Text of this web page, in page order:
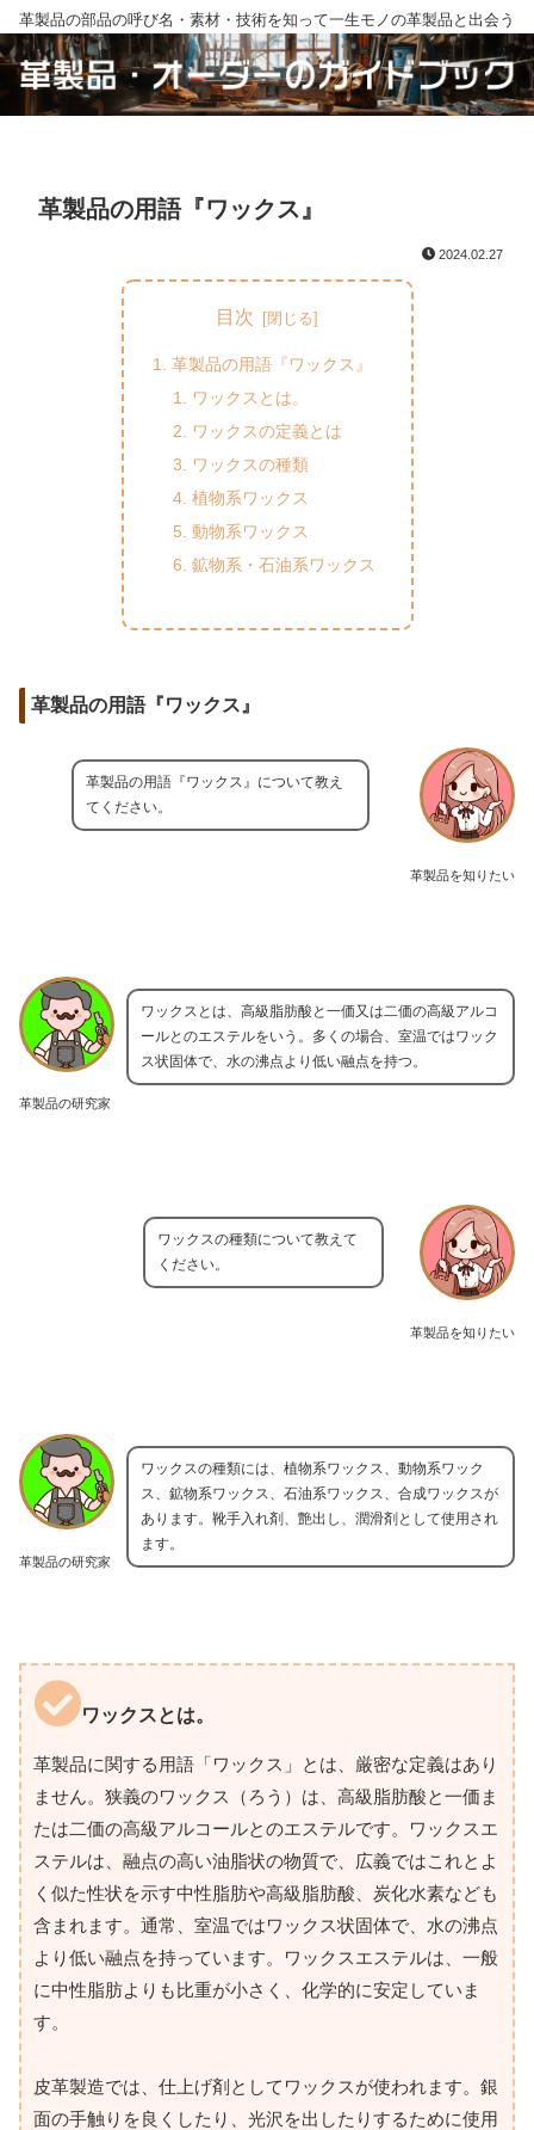
革製品の部品の呼び名・素材・技術を知って一生モノの革製品と出会う
革製品の用語『ワックス』
2024.02.27
目次
革製品の用語『ワックス』
ワックスとは。
ワックスの定義とは
ワックスの種類
植物系ワックス
動物系ワックス
鉱物系・石油系ワックス
革製品の用語『ワックス』
革製品を知りたい
革製品の用語『ワックス』について教え
てください。
革製品の研究家
ワックスとは、高級脂肪酸と一価又は二価の高級アルコ
ールとのエステルをいう。多くの場合、室温ではワック
ス状固体で、水の沸点より低い融点を持つ。
革製品を知りたい
ワックスの種類について教えて
ください。
革製品の研究家
ワックスの種類には、植物系ワックス、動物系ワック
ス、鉱物系ワックス、石油系ワックス、合成ワックスが
あります。靴手入れ剤、艶出し、潤滑剤として使用され
ます。
ワックスとは。
革製品に関する用語「ワックス」とは、厳密な定義はあり
ません。狭義のワックス（ろう）は、高級脂肪酸と一価ま
たは二価の高級アルコールとのエステルです。ワックスエ
ステルは、融点の高い油脂状の物質で、広義ではこれとよ
く似た性状を示す中性脂肪や高級脂肪酸、炭化水素なども
含まれます。通常、室温ではワックス状固体で、水の沸点
より低い融点を持っています。ワックスエステルは、一般
に中性脂肪よりも比重が小さく、化学的に安定していま
す。
皮革製造では、仕上げ剤としてワックスが使われます。銀
面の手触りを良くしたり、光沢を出したりするために使用